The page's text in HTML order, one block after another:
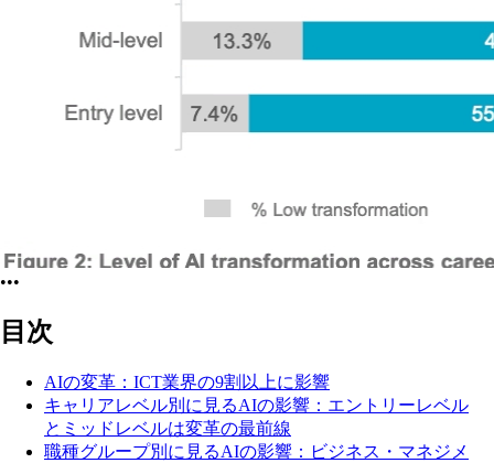
•••
目次
AIの変革：ICT業界の9割以上に影響
キャリアレベル別に見るAIの影響：エントリーレベル
とミッドレベルは変革の最前線
職種グループ別に見るAIの影響：ビジネス・マネジメ